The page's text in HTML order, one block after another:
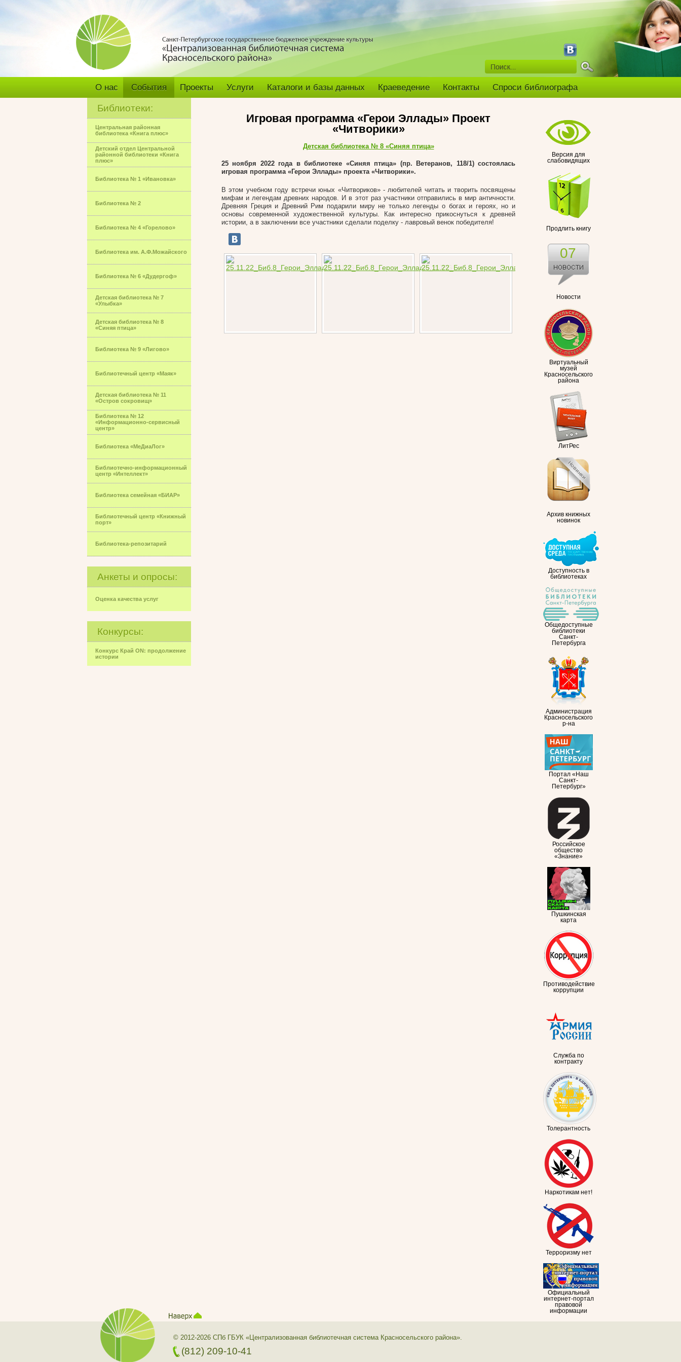
О нас События Проекты Услуги Каталоги и базы данных Краеведение Контакты Спроси библиографа
Библиотеки:
Центральная районная
библиотека «Книга плюс»
Детский отдел Центральной
районной библиотеки «Книга
плюс»
Библиотека № 1 «Ивановка»
Библиотека № 2
Библиотека № 4 «Горелово»
Библиотека им. А.Ф.Можайского
Библиотека № 6 «Дудергоф»
Детская библиотека № 7
«Улыбка»
Детская библиотека № 8
«Синяя птица»
Библиотека № 9 «Лигово»
Библиотечный центр «Маяк»
Детская библиотека № 11
«Остров сокровищ»
Библиотека № 12
«Информационно-сервисный
центр»
Библиотека «МеДиаЛог»
Библиотечно-информационный
центр «Интеллект»
Библиотека семейная «БИАР»
Библиотечный центр «Книжный
порт»
Библиотека-репозитарий
Анкеты и опросы:
Оценка качества услуг
Конкурсы:
Конкурс Край ON: продолжение
истории
Версия для
слабовидящих
Продлить книгу
Новости
07
Виртуальный
музей
Красносельского
района
ЛитРес
Архив книжных
новинок
Доступность в
библиотеках
Общедоступные
библиотеки
Санкт-
Петербурга
Администрация
Красносельского
р-на
Портал «Наш
Санкт-
Петербург»
Российское
общество
«Знание»
Пушкинская
карта
Противодействие
коррупции
Служба по
контракту
Толерантность
Наркотикам нет!
Терроризму нет
Официальный
интернет-портал
правовой
информации
Игровая программа «Герои Эллады» Проект
«Читворики»
Детская библиотека № 8 «Синяя птица»
25 ноября 2022 года в библиотеке «Синяя птица» (пр. Ветеранов, 118/1) состоялась
игровая программа «Герои Эллады» проекта «Читворики».
В этом учебном году встречи юных «Читвориков» - любителей читать и творить посвящены
мифам и легендам древних народов. И в этот раз участники отправились в мир античности.
Древняя Греция и Древний Рим подарили миру не только легенды о богах и героях, но и
основы современной художественной культуры. Как интересно прикоснуться к древней
истории, а в заключении все участники сделали поделку - лавровый венок победителя!
© 2012-2026 СПб ГБУК «Централизованная библиотечная система Красносельского района».
(812) 209-10-41